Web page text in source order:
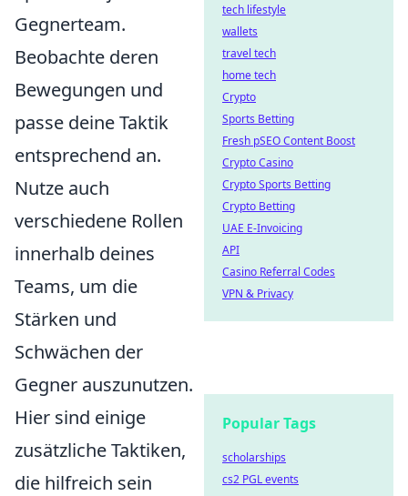
Gegnerteam.
Beobachte deren
Bewegungen und
passe deine Taktik
entsprechend an.
Nutze auch
verschiedene Rollen
innerhalb deines
Teams, um die
Stärken und
Schwächen der
Gegner auszunutzen.
Hier sind einige
zusätzliche Taktiken,
die hilfreich sein
tech lifestyle
wallets
travel tech
home tech
Crypto
Sports Betting
Fresh pSEO Content Boost
Crypto Casino
Crypto Sports Betting
Crypto Betting
UAE E-Invoicing
API
Casino Referral Codes
VPN & Privacy
Popular Tags
scholarships
cs2 PGL events